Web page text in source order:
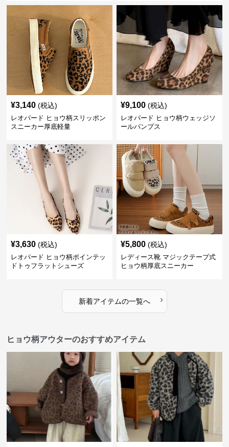
¥3,140 (税込)
レオパード ヒョウ柄スリッポン
スニーカー厚底軽量
¥9,100 (税込)
レオパード ヒョウ柄ウェッジソ
ールパンプス
¥3,630 (税込)
レオパード ヒョウ柄ポインテッ
ドトゥフラットシューズ
¥5,800 (税込)
レディース靴 マジックテープ式
ヒョウ柄厚底スニーカー
新着アイテムの一覧へ ›
ヒョウ柄アウターのおすすめアイテム